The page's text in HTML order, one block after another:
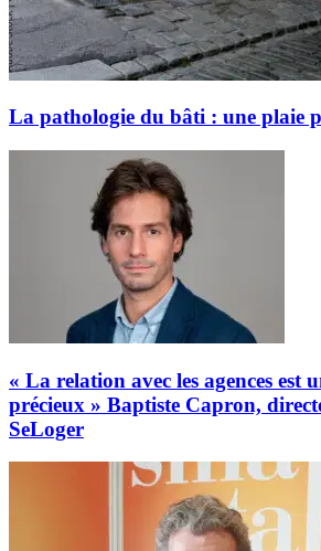
La pathologie du bâti : une plaie
« La relation avec les agences est
précieux » Baptiste Capron,
SeLoger